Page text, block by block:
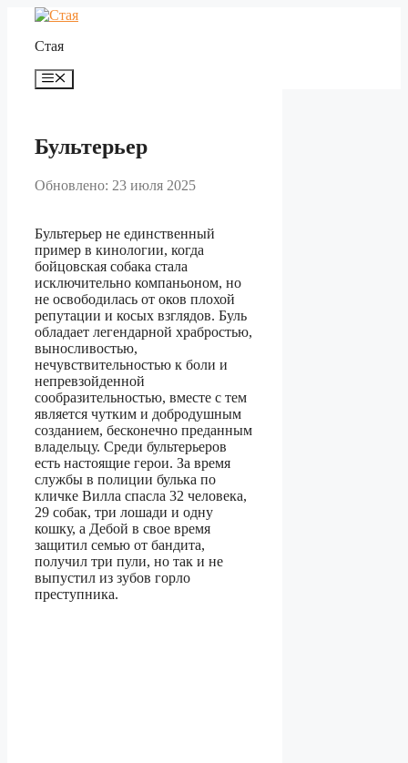
Перейти
содержимому
Стая
Меню
Бультерьер
Обновлено: 23 июля 2025
Бультерьер не единственный
пример в кинологии, когда
бойцовская собака стала
исключительно компаньоном, но
не освободилась от оков плохой
репутации и косых взглядов. Буль
обладает легендарной храбростью,
выносливостью,
нечувствительностью к боли и
непревзойденной
сообразительностью, вместе с тем
является чутким и добродушным
созданием, бесконечно преданным
владельцу. Среди бультерьеров
есть настоящие герои. За время
службы в полиции булька по
кличке Вилла спасла 32 человека,
29 собак, три лошади и одну
кошку, а Дебой в свое время
защитил семью от бандита,
получил три пули, но так и не
выпустил из зубов горло
преступника.